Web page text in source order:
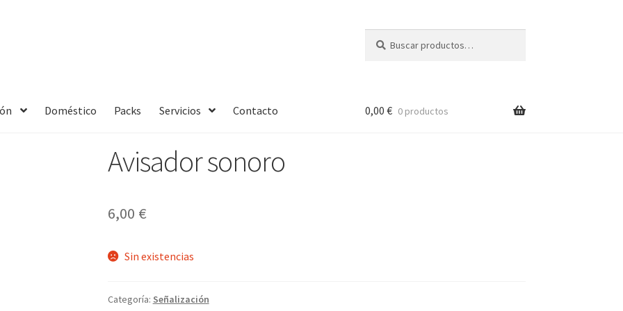
por:
Doméstico Packs Servicios Contacto 0,00 € 0 productos
Avisador sonoro
6,00 €
Sin existencias
Categoría: Señalización